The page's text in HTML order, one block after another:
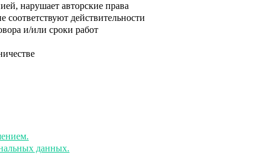
нарушает авторские права
действительности
и/или сроки работ
данных.